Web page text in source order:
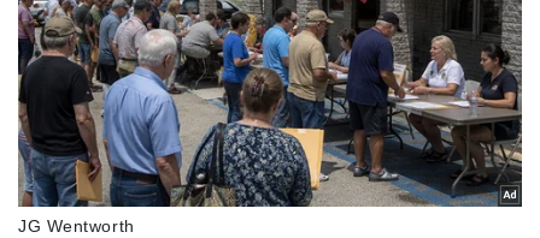
Pháp luật
Vụ án
Quân sự - Quốc phòng